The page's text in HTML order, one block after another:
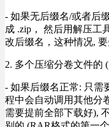
- 如果无后缀名/或者后
成 .zip， 然后用解压工
改后缀名，这种情况,
2. 多个压缩分卷文件的
- 如果后缀名正常: 只需
程中会自动调用其他分
需要提前全部下载好),